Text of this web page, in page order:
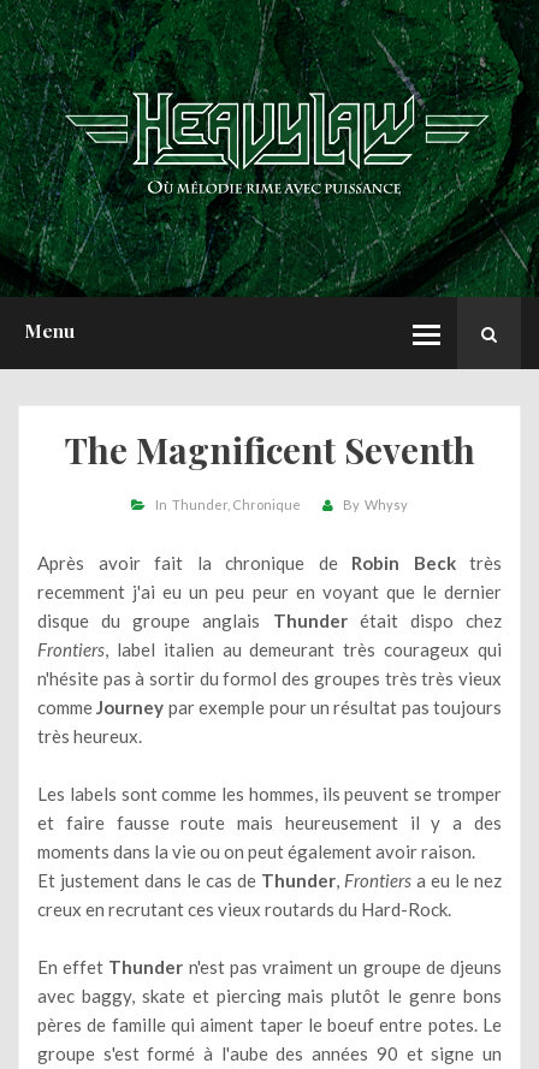
Menu
ACCUEIL
NEWS
CHRONIQUES
INTERVIEWS
REPORTS
A PROPOS
The Magnificent Seventh
In Thunder Chronique By Whysy
Après avoir fait la chronique de Robin Becktrès
recemment j'ai eu un peu peur en voyant que le dernier
disque du groupe anglais Thunderétait dispo chez
Frontiers, label italien au demeurant très courageux qui
n'hésite pas à sortir du formol des groupes très très vieux
commeJourney par exemple pour un résultat pas toujours
très heureux.
Les labels sont comme les hommes, ils peuvent se tromper
et faire fausse route mais heureusement il y a des
moments dans la vie ou on peut également avoir raison.
Et justement dans le cas de Thunder, Frontiers a eu le nez
creux en recrutant ces vieux routards du Hard-Rock.
En effet Thunder n'est pas vraiment un groupe de djeuns
avec baggy, skate et piercing mais plutôt le genre bons
pères de famille qui aiment taper le boeuf entre potes. Le
groupe s'est formé à l'aube des années 90 et signe un